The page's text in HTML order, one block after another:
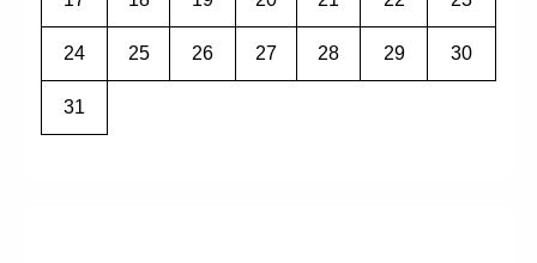
24 25 26 27 28 29 30
31